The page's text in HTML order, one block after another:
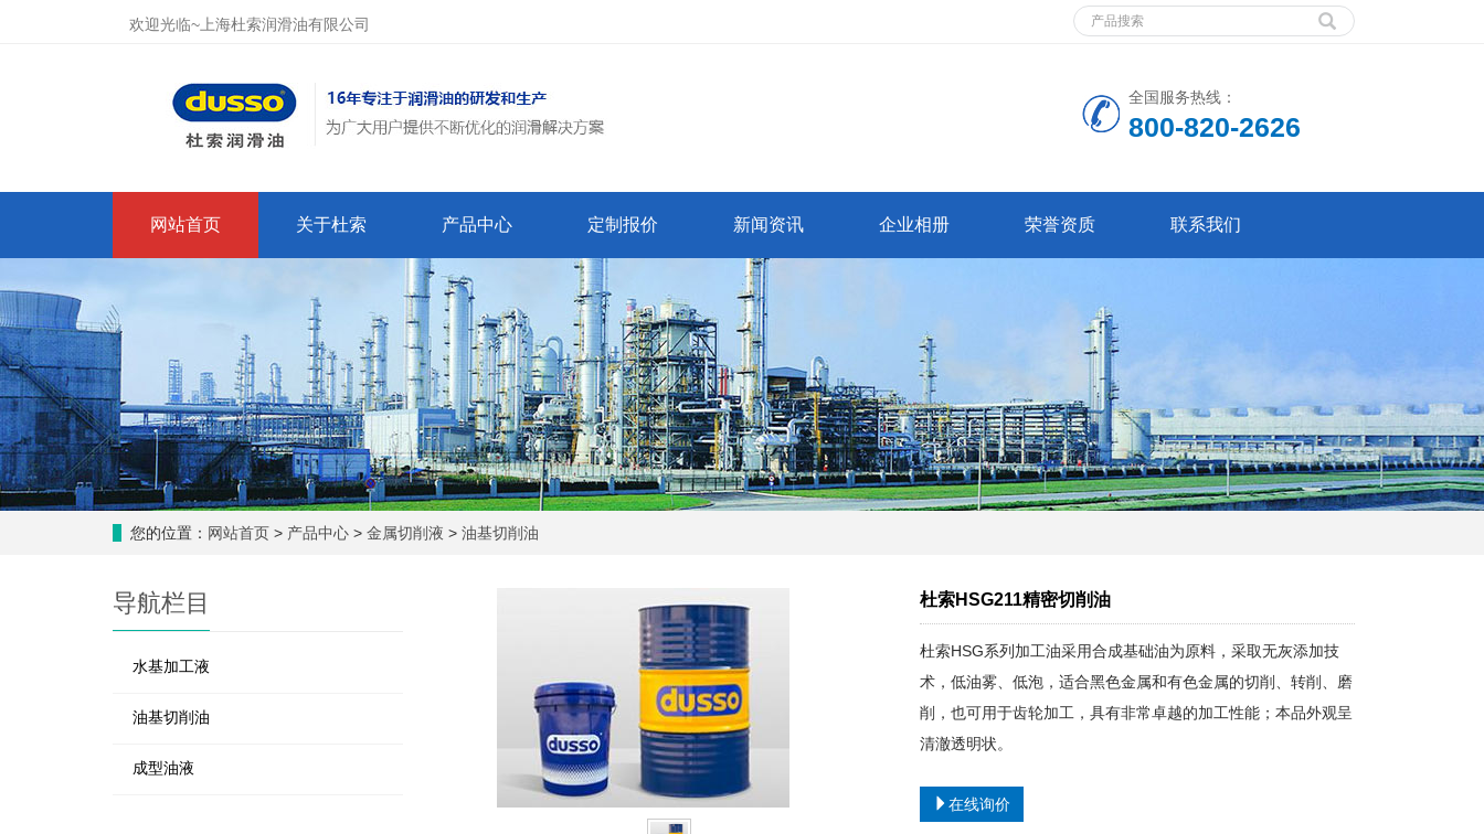
欢迎光临~上海杜索润滑油有限公司
全国服务热线：
800-820-2626
网站首页 关于杜索 产品中心 定制报价 新闻资讯 企业相册 荣誉资质 联系我们
您的位置： 网站首页 > 产品中心 > 金属切削液 > 油基切削油
杜索HSG211精密切削油
杜索HSG系列加工油采用合成基础油为原料，采取无灰添加技
术，低油雾、低泡，适合黑色金属和有色金属的切削、转削、磨
削，也可用于齿轮加工，具有非常卓越的加工性能；本品外观呈
清澈透明状。
在线询价
导航栏目
水基加工液
油基切削油
成型油液